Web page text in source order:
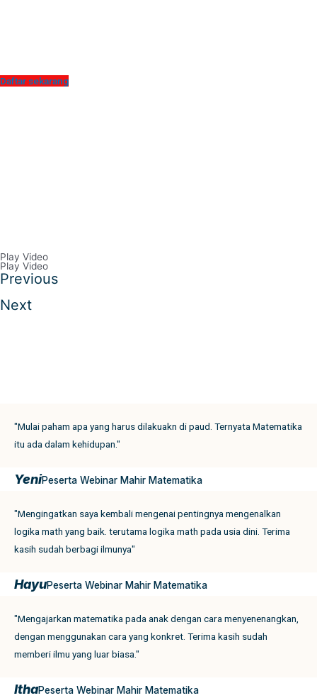
Daftar sekarang
Play Video
Play Video
Previous
Next
"Mulai paham apa yang harus dilakuakn di paud. Ternyata Matematika
itu ada dalam kehidupan."
YeniPeserta Webinar Mahir Matematika
"Mengingatkan saya kembali mengenai pentingnya mengenalkan
logika math yang baik. terutama logika math pada usia dini. Terima
kasih sudah berbagi ilmunya"
HayuPeserta Webinar Mahir Matematika
"Mengajarkan matematika pada anak dengan cara menyenenangkan,
dengan menggunakan cara yang konkret. Terima kasih sudah
memberi ilmu yang luar biasa."
IthaPeserta Webinar Mahir Matematika